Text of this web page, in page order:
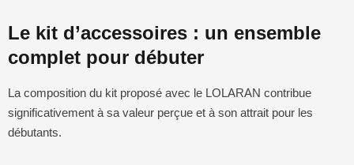
Le kit d’accessoires : un ensemble
complet pour débuter
La composition du kit proposé avec le LOLARAN contribue
significativement à sa valeur perçue et à son attrait pour les
débutants.